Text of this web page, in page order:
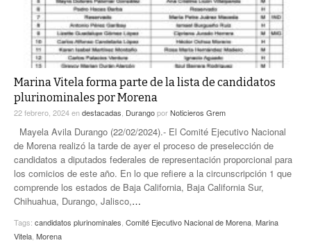
Marina Vitela forma parte de la lista de candidatos
plurinominales por Morena
22 febrero, 2024endestacadas DurangoporNoticieros Grem
Mayela Avila Durango (22/02/2024).- El Comité Ejecutivo Nacional
de Morena realizó la tarde de ayer el proceso de preselección de
candidatos a diputados federales de representación proporcional para
los comicios de este año. En lo que refiere a la circunscripción 1 que
comprende los estados de Baja California, Baja California Sur,
Chihuahua, Durango, Jalisco,…
Tags: candidatos plurinominales Comité Ejecutivo Nacional de Morena Marina
Vitela Morena